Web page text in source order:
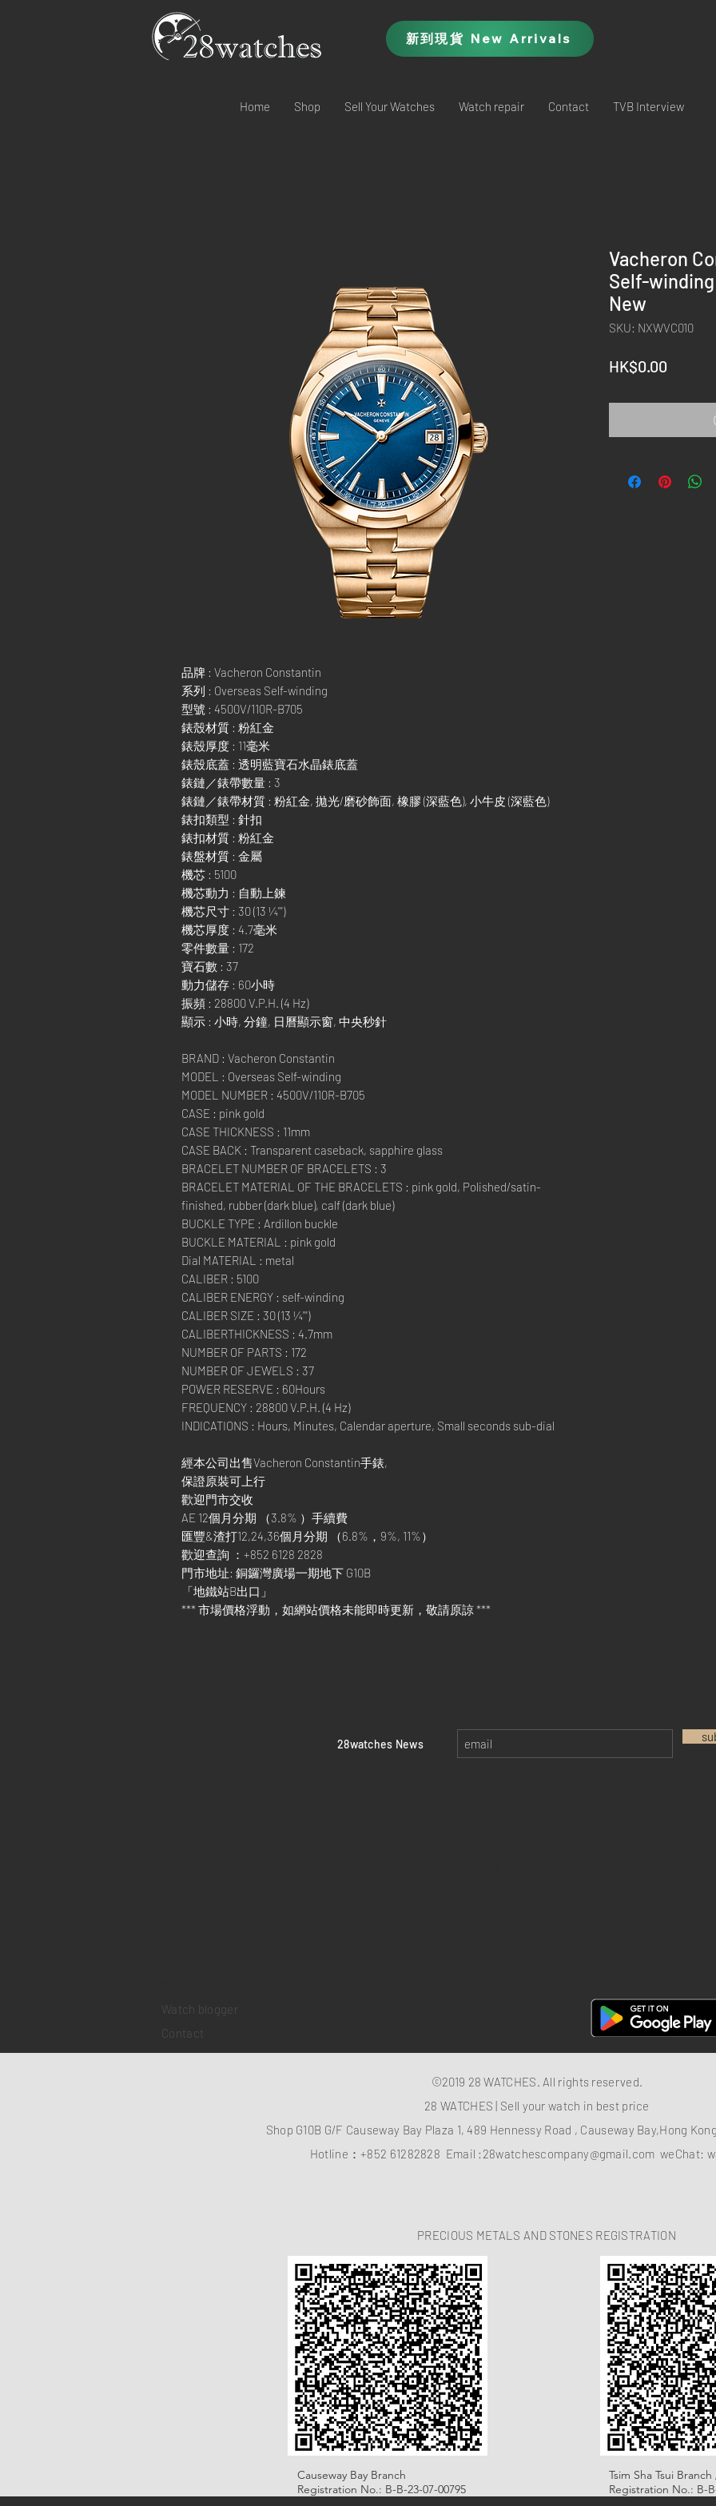
新到現貨 New Arrivals
Home Shop Sell Your Watches Watch repair Contact TVB Interview
品牌 : Vacheron Constantin
系列 : Overseas Self-winding
型號 : 4500V/110R-B705
錶殼材質 : 粉紅金
錶殼厚度 : 11毫米
錶殼底蓋 : 透明藍寶石水晶錶底蓋
錶鏈／錶帶數量 : 3
錶鏈／錶帶材質 : 粉紅金, 拋光/磨砂飾面, 橡膠 (深藍色), 小牛皮 (深藍色)
錶扣類型 : 針扣
錶扣材質 : 粉紅金
錶盤材質 : 金屬
機芯 : 5100
機芯動力 : 自動上鍊
機芯尺寸 : 30 (13 ¼''')
機芯厚度 : 4.7毫米
零件數量 : 172
寶石數 : 37
動力儲存 : 60小時
振頻 : 28800 V.P.H. (4 Hz)
顯示 : 小時, 分鐘, 日曆顯示窗, 中央秒針
BRAND : Vacheron Constantin
MODEL : Overseas Self-winding
MODEL NUMBER : 4500V/110R-B705
CASE : pink gold
CASE THICKNESS : 11mm
CASE BACK : Transparent caseback, sapphire glass
BRACELET NUMBER OF BRACELETS : 3
BRACELET MATERIAL OF THE BRACELETS : pink gold, Polished/satin-
finished, rubber (dark blue), calf (dark blue)
BUCKLE TYPE : Ardillon buckle
BUCKLE MATERIAL : pink gold
Dial MATERIAL : metal
CALIBER : 5100
CALIBER ENERGY : self-winding
CALIBER SIZE : 30 (13 ¼''')
CALIBERTHICKNESS : 4.7mm
NUMBER OF PARTS : 172
NUMBER OF JEWELS : 37
POWER RESERVE : 60Hours
FREQUENCY : 28800 V.P.H. (4 Hz)
INDICATIONS : Hours, Minutes, Calendar aperture, Small seconds sub-dial
經本公司出售Vacheron Constantin手錶,
保證原裝可上行
歡迎門市交收
AE 12個月分期 （3.8% ）手續費
匯豐&渣打12,24,36個月分期 （6.8%，9%, 11%）
歡迎查詢 ：+852 6128 2828
門市地址: 銅鑼灣廣場一期地下 G10B
「地鐵站B出口」
*** 市場價格浮動，如網站價格未能即時更新，敬請原諒 ***
Vacheron
Self-
New
SKU: NXWVC010
HK$0.00
​28watches News
Watch blogger
Contact
©2019 28 WATCHES. All rights reserved.
28 WATCHES | Sell your watch in best price
Shop G10B G/F Causeway Bay Plaza 1, 489 Hennessy Road , Causeway Bay,Hong Kong
Hotline：+852 61282828 Email : 28watchescompany@gmail.com weChat:
PRECIOUS METALS AND STONES REGISTRATION
Causeway Bay Branch
Registration No.: B-B-23-07-00795
Tsim Sha Tsui
Registration No.: B-